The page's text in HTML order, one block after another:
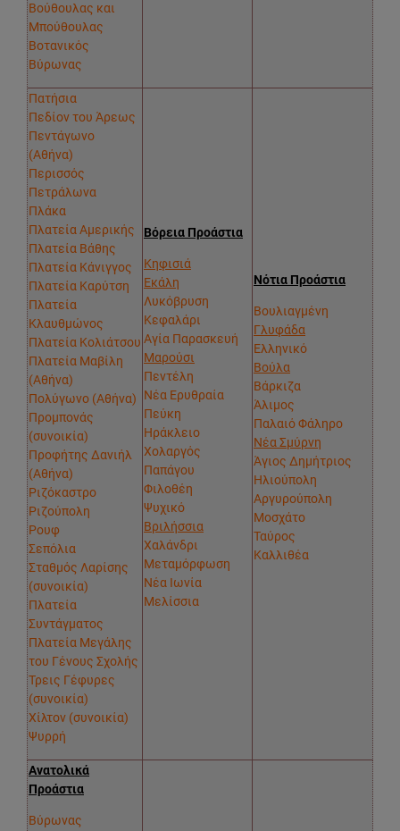
Βούθουλας και
Μπούθουλας
Βοτανικός
Βύρωνας
Πατήσια
Πεδίον του Άρεως
Πεντάγωνο
(Αθήνα)
Περισσός
Πετράλωνα
Πλάκα
Πλατεία Αμερικής
Πλατεία Βάθης
Πλατεία Κάνιγγος
Πλατεία Καρύτση
Πλατεία
Κλαυθμώνος
Πλατεία Κολιάτσου
Πλατεία Μαβίλη
(Αθήνα)
Πολύγωνο (Αθήνα)
Προμπονάς
(συνοικία)
Προφήτης Δανιήλ
(Αθήνα)
Ριζόκαστρο
Ριζούπολη
Ρουφ
Σεπόλια
Σταθμός Λαρίσης
(συνοικία)
Πλατεία
Συντάγματος
Πλατεία Μεγάλης
του Γένους Σχολής
Τρεις Γέφυρες
(συνοικία)
Χίλτον (συνοικία)
Ψυρρή
Βόρεια Προάστια
Κηφισιά
Εκάλη
Λυκόβρυση
Κεφαλάρι
Αγία Παρασκευή
Μαρούσι
Πεντέλη
Νέα Ερυθραία
Πεύκη
Ηράκλειο
Χολαργός
Παπάγου
Φιλοθέη
Ψυχικό
Βριλήσσια
Χαλάνδρι
Μεταμόρφωση
Νέα Ιωνία
Μελίσσια
Νότια Προάστια
Βουλιαγμένη
Γλυφάδα
Ελληνικό
Βούλα
Βάρκιζα
Άλιμος
Παλαιό Φάληρο
Νέα Σμύρνη
Άγιος Δημήτριος
Ηλιούπολη
Αργυρούπολη
Μοσχάτο
Ταύρος
Καλλιθέα
Ανατολικά
Προάστια
Βύρωνας